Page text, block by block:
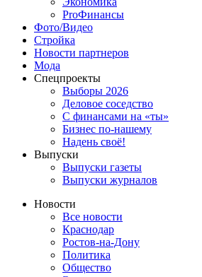
ProФинансы
Фото/Видео
Стройка
Новости партнеров
Мода
Спецпроекты
Выборы 2026
Деловое соседство
С финансами на «ты»
Бизнес по-нашему
Надень своё!
Выпуски
Выпуски газеты
Выпуски журналов
Новости
Все новости
Краснодар
Ростов-на-Дону
Политика
Общество